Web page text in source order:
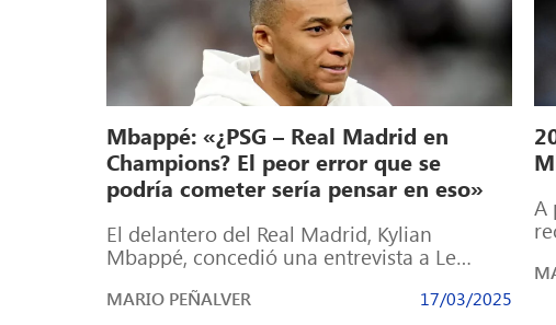
Mbappé: «¿PSG – Real Madrid en
Champions? El peor error que se
podría cometer sería pensar en eso»
El delantero del Real Madrid, Kylian
Mbappé, concedió una entrevista a Le
francesa […]
MARIO PEÑALVER 17/03/2025
A